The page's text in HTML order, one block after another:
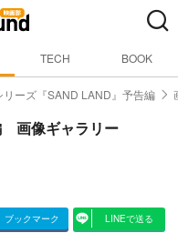
TECH BOOK
リーズ『SAND LAND』予告編
画像ギャラリー
ブックマーク LINEで送る